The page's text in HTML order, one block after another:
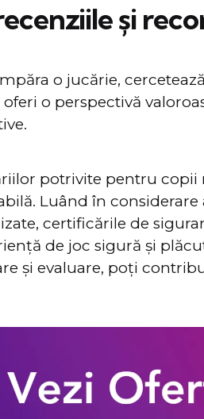
și
o jucărie,
o perspectivă
potrivite pentru copii
Luând în
certificările de
de joc sigură și
și evaluare, poți